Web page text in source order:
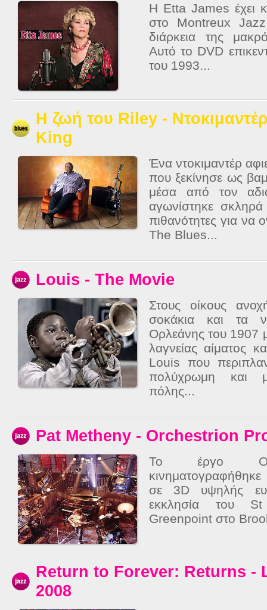
Η Etta James έχει
στο Montreux
διάρκεια της
Αυτό το DVD
του 1993...
Η ζωή του Riley -
King
Ένα ντοκιμαντέρ
που ξεκίνησε ως
μέσα από τον
αγωνίστηκε σκληρά
πιθανότητες για να
The Blues...
Louis - The Movie
Στους οίκους
σοκάκια και τα
Ορλεάνης του 1907
λαγνείας αίματος
Louis που
πολύχρωμη και
πόλης...
Pat Metheny - Orchestrion
Το έργο
σε 3D υψηλής
εκκλησία του
Greenpoint στο
Return to Forever: Returns -
2008